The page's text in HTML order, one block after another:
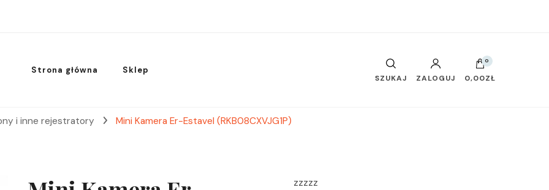
Strona główna Sklep
SZUKAJ ZALOGUJ
0
0,00ZŁ
i inne rejestratory Mini Kamera Er-Estavel (RKB08CXVJG1P)
zzzzz